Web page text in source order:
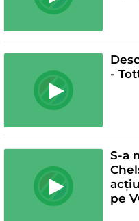
-
S-a
pe